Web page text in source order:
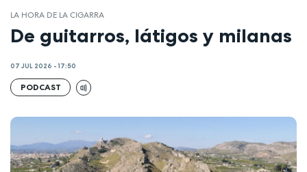
LA HORA DE LA CIGARRA
De guitarros, látigos y milanas
07 JUL 2026 - 17:50
PODCAST